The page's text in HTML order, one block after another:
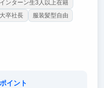
インターン生3人以上在籍
卒社長
服装髪型自由
イント